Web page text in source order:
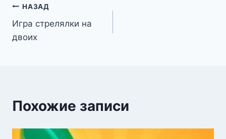
Навигация
по
НАЗАД
Игра стрелялки на
двоих
Похожие записи